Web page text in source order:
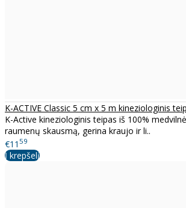
K-ACTIVE Classic 5 cm x 5 m kineziologinis
K-Active kineziologinis teipas iš 100%
raumenų skausmą, gerina kraujo ir li..
€11 59
Į krepšelį